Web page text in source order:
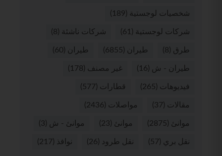
شخصيات لوجستية (189)
شركات لوجستية (61) شركات ناشئة (8)
طرق (8) طيران (6855) طيران (60)
طيران - ش (16) غير مصنف (178)
فيديوهات (265) قطارات (577)
مقالات (37) مواصلات (2436)
موانئ (2875) موانئ (23) موانئ - ش (3)
نقل بري (57) نقل طرود (26) نوافذ (217)